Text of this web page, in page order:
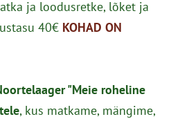
ja loodusretke, lõket ja
40€ KOHAD ON
"Meie roheline
, kus matkame, mängime,